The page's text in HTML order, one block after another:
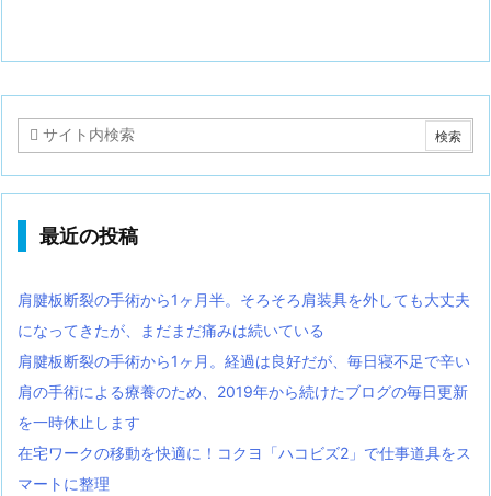
最近の投稿
肩腱板断裂の手術から1ヶ月半。そろそろ肩装具を外しても大丈夫
になってきたが、まだまだ痛みは続いている
肩腱板断裂の手術から1ヶ月。経過は良好だが、毎日寝不足で辛い
肩の手術による療養のため、2019年から続けたブログの毎日更新
を一時休止します
在宅ワークの移動を快適に！コクヨ「ハコビズ2」で仕事道具をス
マートに整理